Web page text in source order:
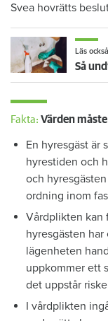
Svea hovrätts
Läs också
Fakta: Värden
En hyresgäst är
hyrestiden och
och
ordning inom
Vårdplikten kan
hyresgästen
lägenheten
uppkommer ett
det uppstår
I vårdplikten